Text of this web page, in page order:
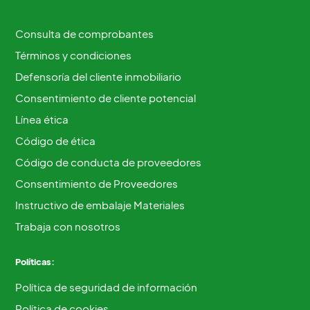
Consulta de comprobantes
Términos y condiciones
Defensoría del cliente inmobiliario
Consentimiento de cliente potencial
Línea ética
Código de ética
Código de conducta de proveedores
Consentimiento de Proveedores
Instructivo de embalaje Materiales
Trabaja con nosotros
Políticas:
Política de seguridad de información